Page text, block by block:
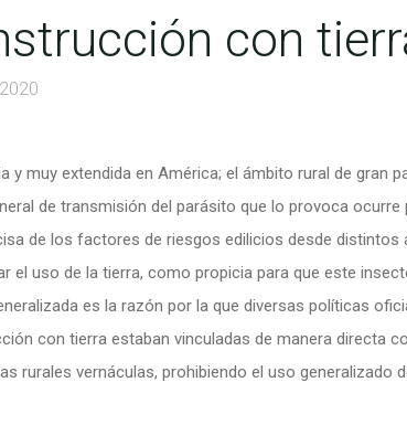
con
y muy extendida en América; el ámbito rural de gran
de transmisión del parásito que lo provoca ocurre
de los factores de riesgos edilicios desde
el uso de la tierra, como propicia para que este
es la razón por la que diversas políticas
con tierra estaban vinculadas de manera directa
rurales vernáculas, prohibiendo el uso